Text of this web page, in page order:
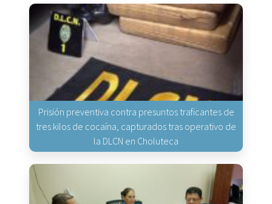
Prisión preventiva contra presuntos traficantes de
tres kilos de cocaína, capturados tras operativo de
la DLCN en Choluteca